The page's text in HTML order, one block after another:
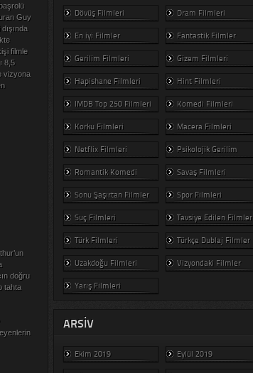
Guy
filmle
8,5
vizyona
doğru
tahta
Dövüş Filmleri Dram Filmleri
En iyi Filmler Fantastik Filmler
Gerilim Filmleri Gizem Filmleri
Hapishane Filmleri Hint Filmleri
IMDB Top 250 Filmleri Komedi Filmleri
Korku Filmleri Macera Filmleri
Netflix Filmleri Psikolojik Gerilim
Romantik Komedi Savaş Filmleri
Sonu Şaşırtan Filmler Spor Filmleri
Suç Filmleri Tavsiye Edilen Filmler
Türk Filmleri Türkçe Dublaj Filmler
Uzakdoğu Filmleri Vizyondaki Filmler
Yarış Filmleri
ARSIV
Ekim 2019 Eylül 2019